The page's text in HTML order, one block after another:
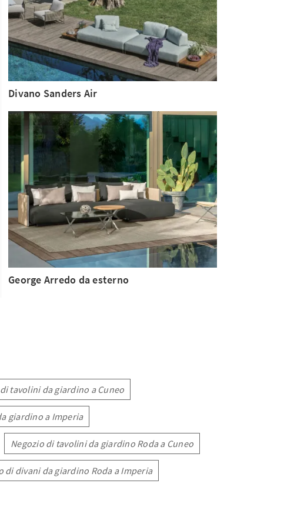
Divano Sanders Air
George Arredo da esterno
tavolini da giardino a Cuneo
giardino a Imperia
Negozio di tavolini da giardino Roda a Cuneo
di divani da giardino Roda a Imperia